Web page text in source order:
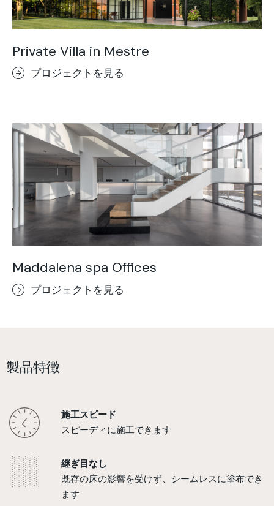
Private Villa in Mestre
プロジェクトを見る
Maddalena spa Offices
プロジェクトを見る
製品特徴
施工スピード
スピーディに施工できます
継ぎ目なし
既存の床の影響を受けず、シームレスに塗布でき
ます